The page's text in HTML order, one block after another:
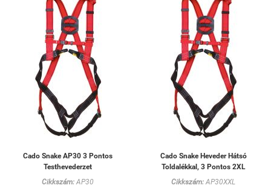
Cado Snake AP30 3 Pontos
Testhevederzet
Cikkszám: AP30
Cado Snake Heveder Hátsó
Toldalékkal, 3 Pontos 2XL
Cikkszám: AP30XXL